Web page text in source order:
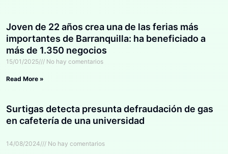
Joven de 22 años crea una de las ferias más
importantes de Barranquilla: ha beneficiado a
más de 1.350 negocios
15/01/2025 No hay comentarios
Read More »
Surtigas detecta presunta defraudación de gas
en cafetería de una universidad
14/08/2024 No hay comentarios